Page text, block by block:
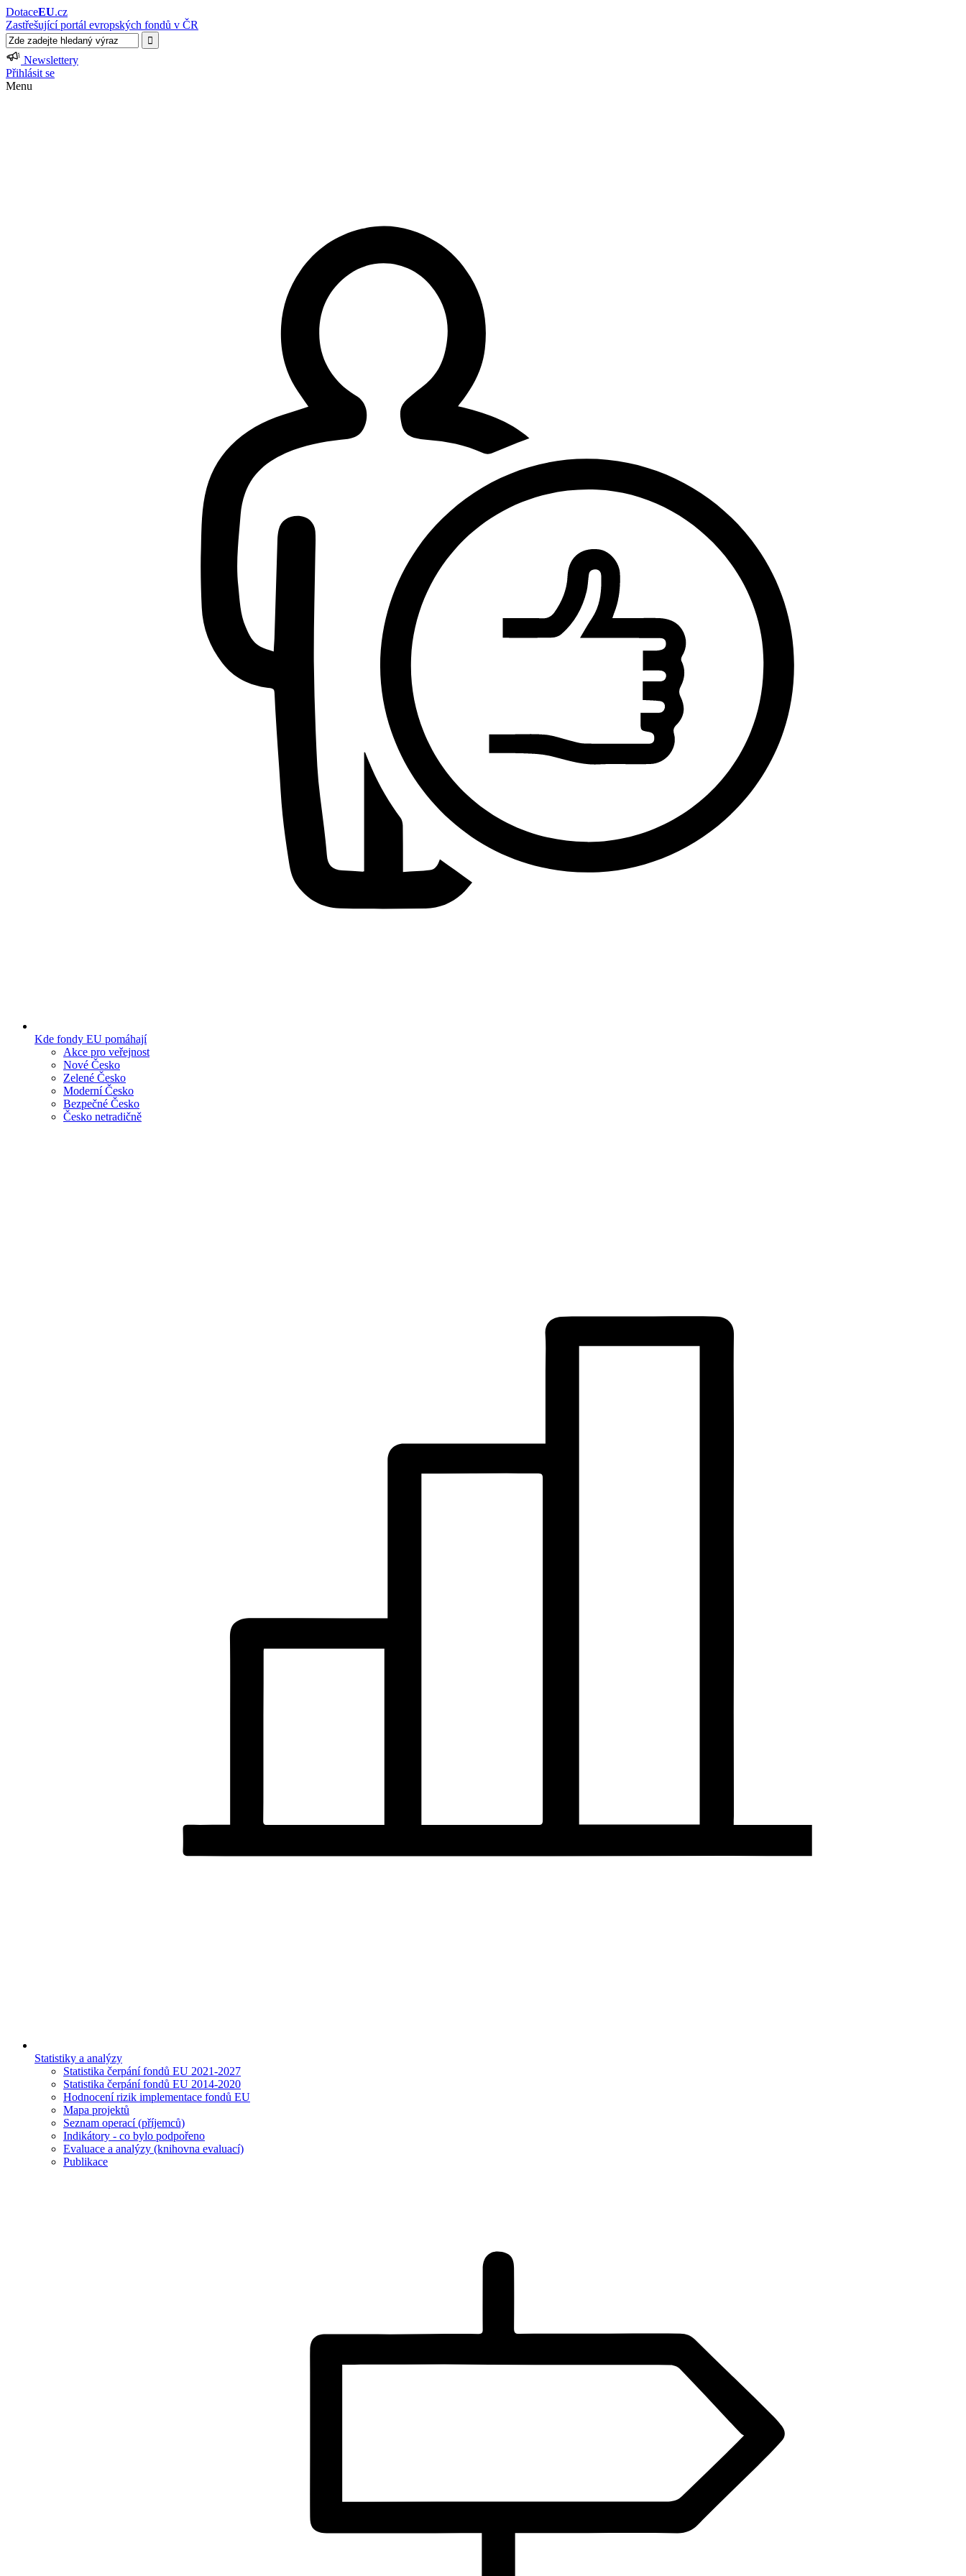
DotaceEU.cz
Zastřešující portál evropských fondů v ČR
Newslettery
Přihlásit se
Menu
Kde fondy EU pomáhají
Akce pro veřejnost
Nové Česko
Zelené Česko
Moderní Česko
Bezpečné Česko
Česko netradičně
Statistiky a analýzy
Statistika čerpání fondů EU 2021-2027
Statistika čerpání fondů EU 2014-2020
Hodnocení rizik implementace fondů EU
Mapa projektů
Seznam operací (příjemců)
Indikátory - co bylo podpořeno
Evaluace a analýzy (knihovna evaluací)
Publikace